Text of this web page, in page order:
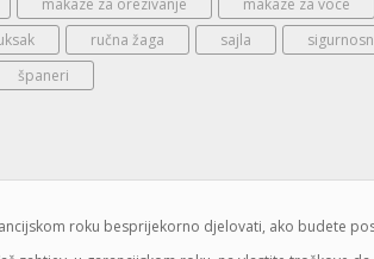
ručna žaga sajla
španeri
roku besprijekorno djelovati, ako budete